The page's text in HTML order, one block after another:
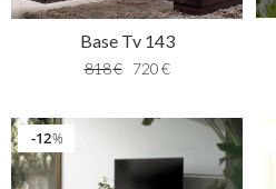
Base Tv 143
818€ 720€
%
12